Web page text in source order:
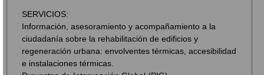
SERVICIOS:
Información, asesoramiento y acompañamiento a la
ciudadanía sobre la rehabilitación de edificios y
regeneración urbana: envolventes térmicas, accesibilidad
e instalaciones térmicas.